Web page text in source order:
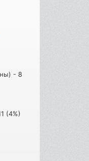
- 8
(4%)